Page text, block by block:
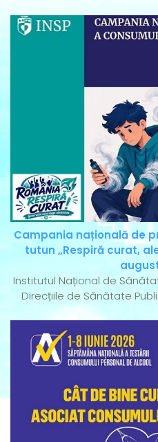
Campania națională de
tutun „Respiră curat,
Institutul Național de
Direcțiile de Sănătate